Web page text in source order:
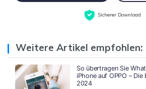
Sicherer Download
Weitere Artikel empfohlen:
So übertragen Sie
iPhone auf OPPO –
2024